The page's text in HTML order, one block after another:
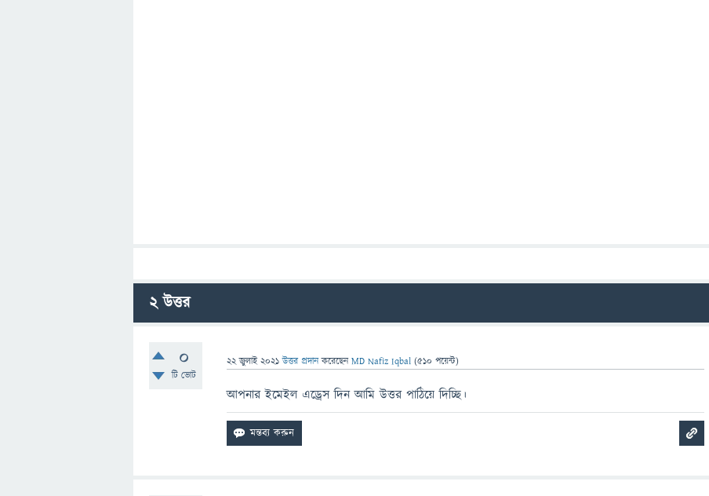
2উত্তর
0
টি ভোট
22 জুলাই 2021 উত্তর প্রদান করেছেনMD Nafiz Iqbal (510 পয়েন্ট)
আপনার ইমেইল এড্রেস দিন আমি উত্তর পাঠিয়ে দিচ্ছি।